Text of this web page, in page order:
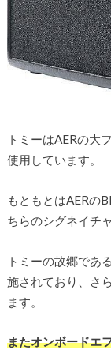
トミーはAERの大
使用しています。
もともとはAERの
ちらのシグネイチ
トミーの故郷であ
施されており、さ
ます。
またオンボードエ